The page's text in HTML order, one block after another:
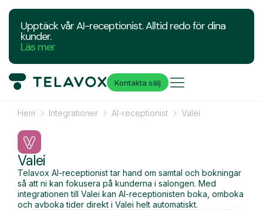
Upptäck vår AI-receptionist. Alltid redo för dina
kunder.
Läs mer
Kontakta sälj
Hem Integrationer AI-receptionist Valei
Valei
Telavox AI-receptionist tar hand om samtal och bokningar
så att ni kan fokusera på kunderna i salongen. Med
integrationen till Valei kan AI-receptionisten boka, omboka
och avboka tider direkt i Valei helt automatiskt.